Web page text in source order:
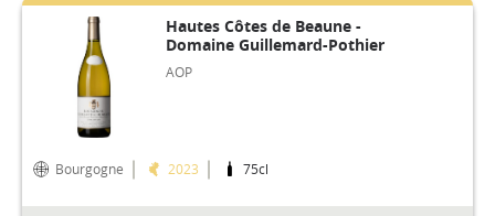
Hautes Côtes de Beaune -
Domaine Guillemard-Pothier
AOP
Bourgogne 2023 75cl